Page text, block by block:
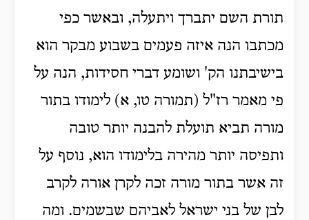
תורת השם יתברך ויתעלה, ובאשר כפי
מכתבו הנה איזה פעמים בשבוע מבקר הוא
בישיבתנו הק' ושומע דברי חסידות, הנה על
פי מאמר רז"ל (תמורה טו, א) לימודו בתור
מורה תביא תועלת להבנה יותר טובה
ותפיסה יותר מהירה בלימודו הוא, נוסף על
זה אשר בתור מורה זכה לקרן אורה לקרב
לבן של בני ישראל לאביהם שבשמים. ומה